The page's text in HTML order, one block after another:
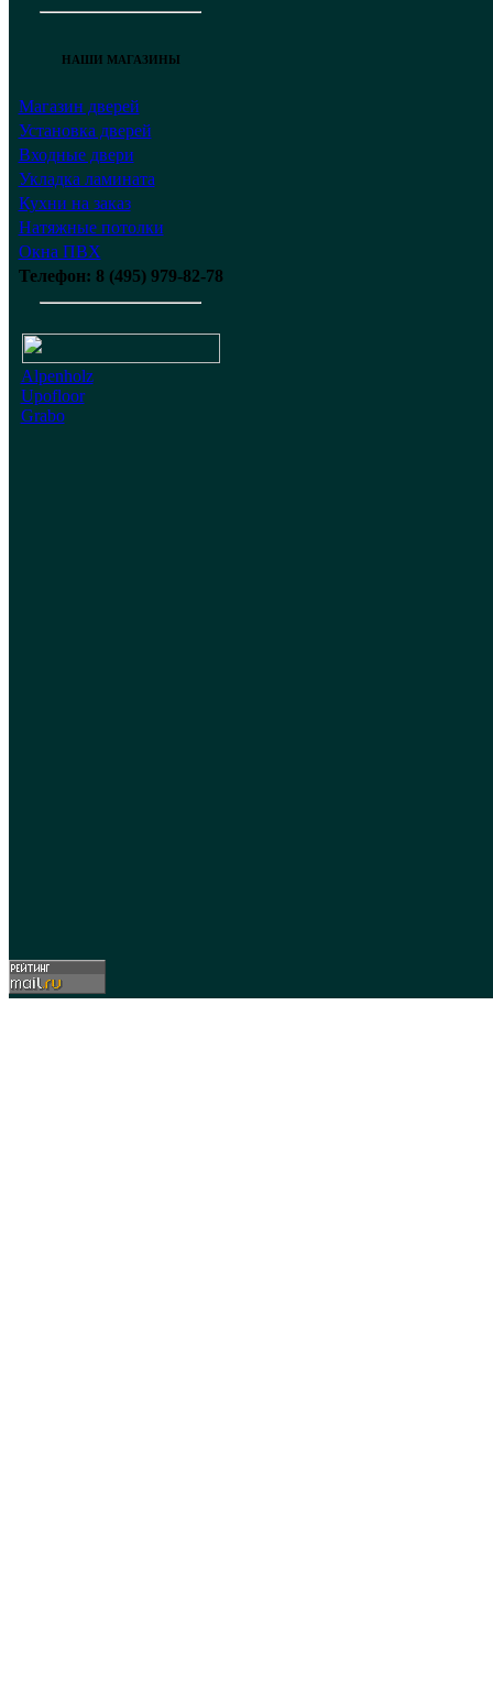
НАШИ МАГАЗИНЫ
Магазин дверей
Установка дверей
Входные двери
Укладка ламината
Кухни на заказ
Натяжные потолки
Окна ПВХ
Телефон: 8 (495) 979-82-78
Alpenholz
Upofloor
Grabo